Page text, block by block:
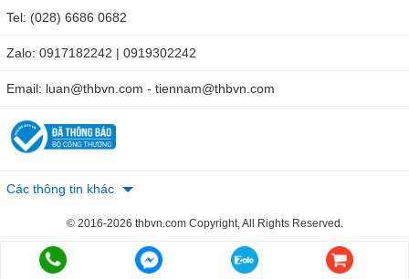
Tel: (028) 6686 0682
Zalo: 0917182242 | 0919302242
Email: luan@thbvn.com - tiennam@thbvn.com
Các thông tin khác
© 2016-2026 thbvn.com Copyright, All Rights Reserved.